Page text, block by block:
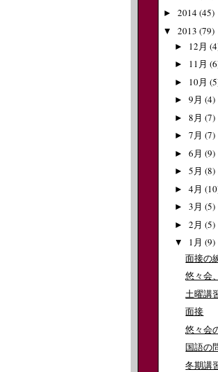
► 2014(45)
▼ 2013 (79)
► 12月
► 11月
► 10月
► 9月 (4)
► 8月 (7)
► 7月 (7)
► 6月 (9)
► 5月 (8)
► 4月
► 3月 (5)
► 2月 (5)
▼ 1月 (9)
面接の
悠々会
土曜講
面接
悠々会
国語の
冬期講